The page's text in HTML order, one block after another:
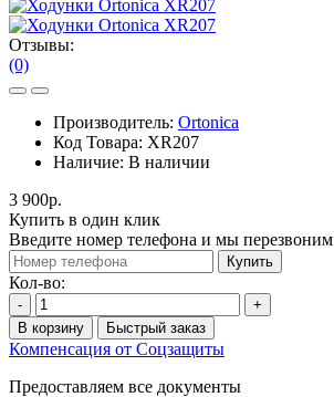
Отзывы:
(0)
Производитель: Ortonica
Код Товара: XR207
Наличие: В наличии
3 900р.
Купить в один клик
Введите номер телефона и мы перезвоним
Купить
Кол-во:
-
+
В корзину
Быстрый заказ
Компенсация от Соцзащиты
Предоставляем все документы